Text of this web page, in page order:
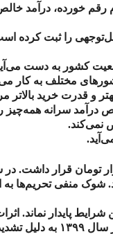
رقم خورده، درآمد
را ثبت کرده
کشور به‌ دست
مختلف به‌ کار
و قدرت خرید بالاتر
سرانه همه‌چیز را
نمی‌کند.
تومان قرار داشت. در
شوک منفی تحریم‌ها به
پایدار نماند.
سال ۱۳۹۹ به دلیل